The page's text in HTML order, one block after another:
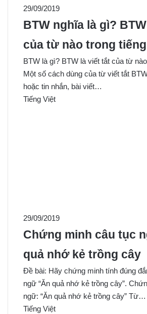
29/09/2019
BTW nghĩa là gì?
của từ nào trong
BTW là gì? BTW là viết tắt của từ
Một số cách dùng của từ viết tắt
hoặc tin nhắn, bài viết…
Tiếng Việt
29/09/2019
Chứng minh câu tục
quả nhớ kẻ trồng cây
Đề bài: Hãy chứng minh tính đúng
ngữ “Ăn quả nhớ kẻ trồng cây”.
ngữ: “Ăn quả nhớ kẻ trồng cây” Từ…
Tiếng Việt